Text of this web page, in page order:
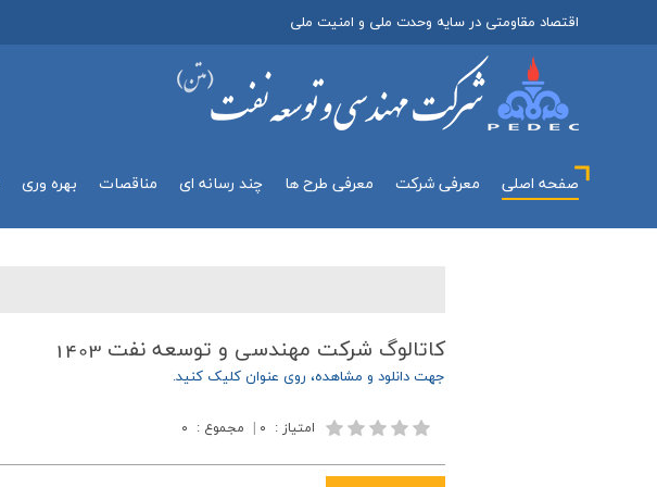
اقتصاد مقاومتی در سایه وحدت ملی و امنیت ملی
صفحه اصلی معرفي شركت معرفی طرح ها چند رسانه اي مناقصات بهره وري
كاتالوگ شركت مهندسی و توسعه نفت 1403
جهت دانلود و مشاهده، روي عنوان کليک کنيد.
امتیاز : ۰ مجموع : ۰